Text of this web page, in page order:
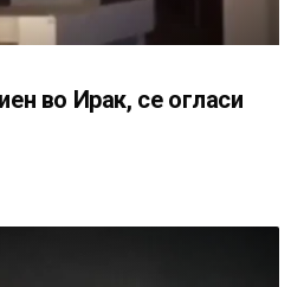
во Ирак, се огласи